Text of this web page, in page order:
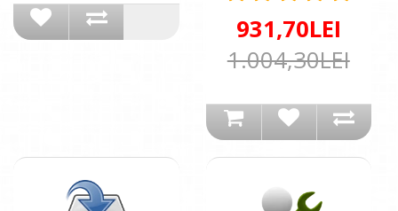
931,70LEI
1.004,30LEI